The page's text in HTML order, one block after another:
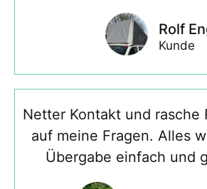
Rolf
Kunde
Netter Kontakt und rasche
auf meine Fragen. Alles
Übergabe einfach und